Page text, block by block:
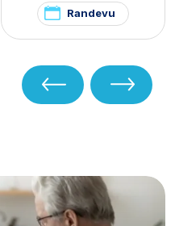
Randevu